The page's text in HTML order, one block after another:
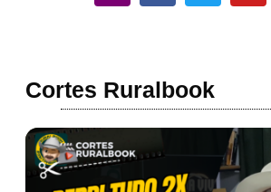
Cortes Ruralbook